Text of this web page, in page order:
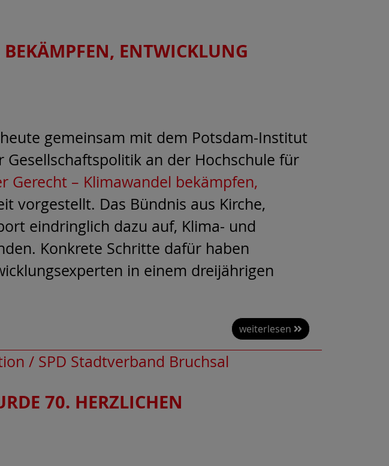
ENTWICKLUNG
gemeinsam mit dem Potsdam-Institut
an der Hochschule für
Gerecht – Klimawandel bekämpfen,
vorgestellt. Das Bündnis aus Kirche,
eindringlich dazu auf, Klima- und
Konkrete Schritte dafür haben
in einem dreijährigen
weiterlesen
/ SPD Stadtverband Bruchsal
70. HERZLICHEN